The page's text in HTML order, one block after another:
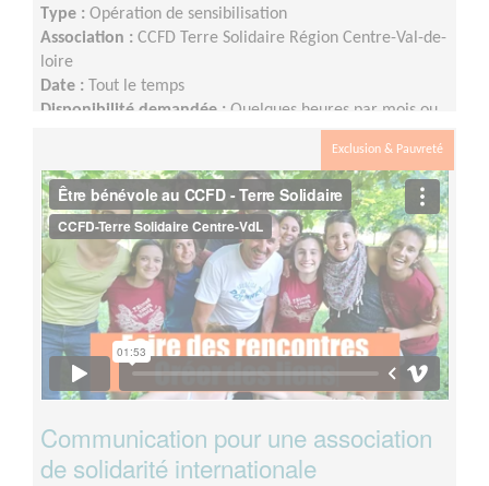
Type : Opération de sensibilisation
Association : CCFD Terre Solidaire Région Centre-Val-de-
loire
Date :
Tout le temps
Disponibilité demandée : Quelques heures par mois ou
Exclusion & Pauvreté
Communication pour une association
de solidarité internationale